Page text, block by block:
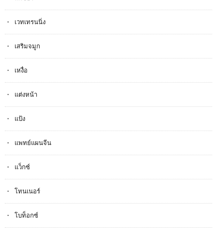
เวทเทรนนิ่ง
เสริมจมูก
เหงื่อ
แต่งหน้า
แป้ง
แพทย์แผนจีน
แว็กซ์
โทนเนอร์
โบท็อกซ์